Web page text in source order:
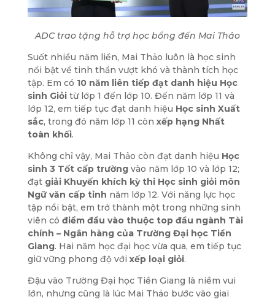
ADC trao tặng hỗ trợ học bổng đến Mai Thảo
Suốt nhiều năm liền, Mai Thảo luôn là học sinh
nổi bật về tinh thần vượt khó và thành tích học
tập. Em có 10 năm liên tiếp đạt danh hiệu Học
sinh Giỏitừ lớp 1 đến lớp 10. Đến năm lớp 11 và
lớp 12, em tiếp tục đạt danh hiệu Học sinh Xuất
sắc, trong đó năm lớp 11 còn xếp hạng Nhất
toàn khối.
Không chỉ vậy, Mai Thảo còn đạt danh hiệu Học
sinh 3 Tốt cấp trườngvào năm lớp 10 và lớp 12;
đạt giải Khuyến khích kỳ thi Học sinh giỏi môn
Ngữ văn cấp tỉnh năm lớp 12. Với năng lực học
tập nổi bật, em trở thành một trong những sinh
viên có điểm đầu vào thuộc top đầu ngành Tài
chính – Ngân hàng của Trường Đại học Tiền
Giang. Hai năm học đại học vừa qua, em tiếp tục
giữ vững phong độ với xếp loại giỏi.
Đậu vào Trường Đại học Tiền Giang là niềm vui
lớn, nhưng cũng là lúc Mai Thảo bước vào giai